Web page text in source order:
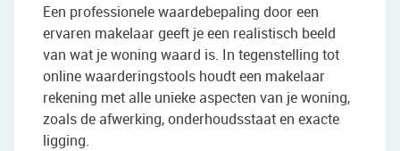
Een professionele waardebepaling door een
ervaren makelaar geeft je een realistisch beeld
van wat je woning waard is. In tegenstelling tot
online waarderingstools houdt een makelaar
rekening met alle unieke aspecten van je woning,
zoals de afwerking, onderhoudsstaat en exacte
ligging.